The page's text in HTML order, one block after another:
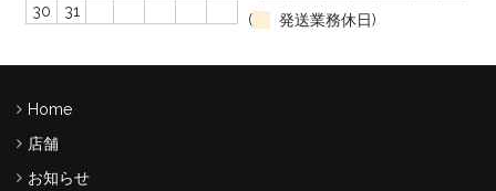
30
31
(
発送業務休日)
Home
店舗
お知らせ